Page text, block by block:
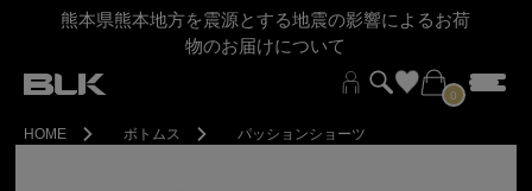
熊本県熊本地方を震源とする地震の影響によるお荷
物のお届けについて
0
HOME ボトムス パッションショーツ